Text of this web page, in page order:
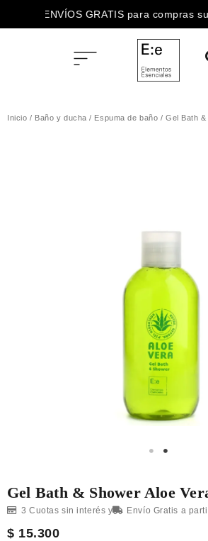
ENVÍOS GRATIS para compras
Inicio / Baño y ducha / Espuma de baño / Gel Bath &
Gel Bath & Shower Aloe
3 Cuotas sin interés y Envío Gratis a
$ 15.300